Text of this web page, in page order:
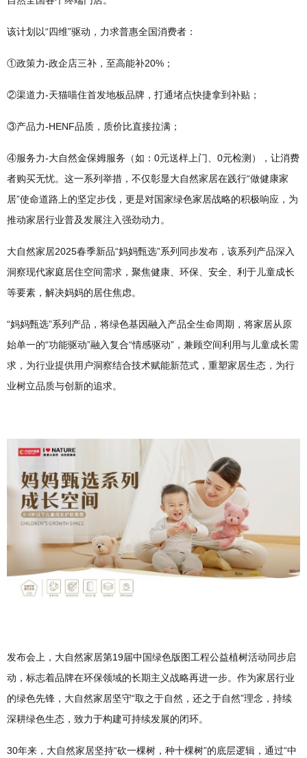
该计划以“四维”驱动，力求普惠全国消费者：
①政策力-政企店三补，至高能补20%；
②渠道力-天猫喵住首发地板品牌，打通堵点快捷拿到补贴；
③产品力-HENF品质，质价比直接拉满；
④服务力-大自然金保姆服务（如：0元送样上门、0元检测），让消费
者购买无忧。这一系列举措，不仅彰显大自然家居在践行“做健康家
居”使命道路上的坚定步伐，更是对国家绿色家居战略的积极响应，为
推动家居行业普及发展注入强劲动力。
大自然家居2025春季新品“妈妈甄选”系列同步发布，该系列产品深入
洞察现代家庭居住空间需求，聚焦健康、环保、安全、利于儿童成长
等要素，解决妈妈的居住焦虑。
“妈妈甄选”系列产品，将绿色基因融入产品全生命周期，将家居从原
始单一的“功能驱动”融入复合“情感驱动”，兼顾空间利用与儿童成长需
求，为行业提供用户洞察结合技术赋能新范式，重塑家居生态，为行
业树立品质与创新的追求。
发布会上，大自然家居第19届中国绿色版图工程公益植树活动同步启
动，标志着品牌在环保领域的长期主义战略再进一步。作为家居行业
的绿色先锋，大自然家居坚守“取之于自然，还之于自然”理念，持续
深耕绿色生态，致力于构建可持续发展的闭环。
30年来，大自然家居坚持“砍一棵树，种十棵树”的底层逻辑，通过“中